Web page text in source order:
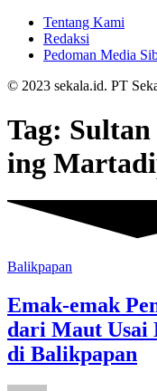
Tentang Kami
Redaksi
Pedoman Media
© 2023 sekala.id. PT
Tag:
ing
Balikpapan
Emak-emak
dari Maut
di Balikpapan